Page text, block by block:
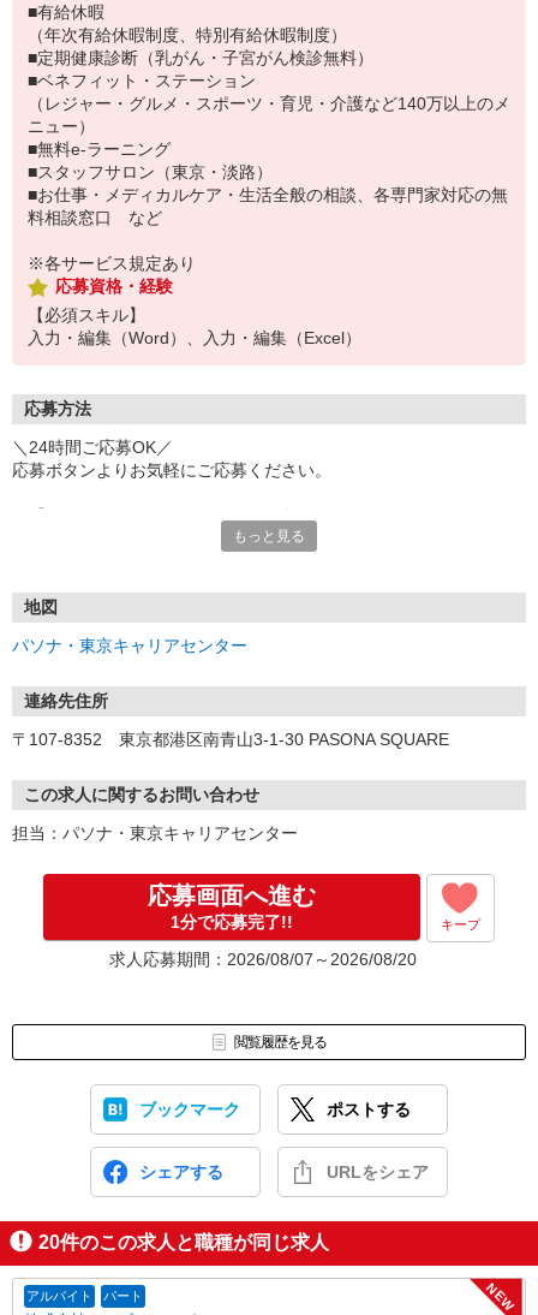
■有給休暇
（年次有給休暇制度、特別有給休暇制度）
■定期健康診断（乳がん・子宮がん検診無料）
■ベネフィット・ステーション
（レジャー・グルメ・スポーツ・育児・介護など140万以上のメ
ニュー）
■無料e-ラーニング
■スタッフサロン（東京・淡路）
■お仕事・メディカルケア・生活全般の相談、各専門家対応の無
料相談窓口 など
※各サービス規定あり
応募資格・経験
【必須スキル】
入力・編集（Word）、入力・編集（Excel）
応募方法
＼24時間ご応募OK／
応募ボタンよりお気軽にご応募ください。
※メールが届かない場合、迷惑メールフォルダもご確認ください。
▼イーアイデムから応募
のご連絡
▼お仕事紹介
▼お仕事開始
もっと見る
地図
パソナ・東京キャリアセンター
連絡先住所
〒107-8352 東京都港区南青山3-1-30 PASONA SQUARE
この求人に関するお問い合わせ
担当：パソナ・東京キャリアセンター
応募画面へ進む
1分で応募完了!! キープ
求人応募期間：2026/08/07～2026/08/20
閲覧履歴を見る
ブックマーク ポストする
シェアする URLをシェア
20件のこの求人と職種が同じ求人
アルバイト パート NEW